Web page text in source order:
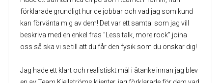
förklarade grundligt hur de jobbar och vad jag som kund
kan förvänta mig av dem! Det var ett samtal som jag vill
beskriva med en enkel fras "Less talk, more rock" joina
oss så ska vi se till att du får den fysik som du önskar dig!
Jag hade ett klart och realistiskt mål i åtanke innan jag blev